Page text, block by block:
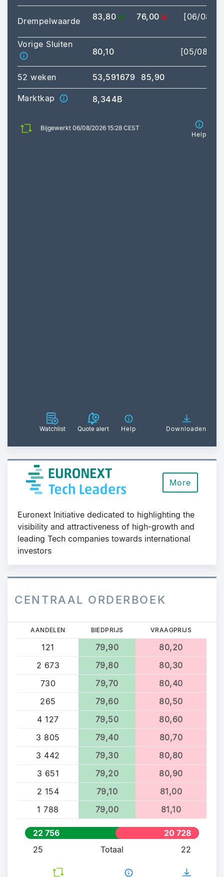
Drempelwaarde 83,80 76,00
[06/08/
Vorige Sluiten
80,10 [05/08/
52 weken 53,591679 85,90
Marktkap 8,344B
Bijgewerkt 06/08/2026 15:28 CEST
Help
Watchlist Quote alert Help Downloaden
More
Euronext Initiative dedicated to highlighting the
visibility and attractiveness of high-growth and
leading Tech companies towards international
investors
CENTRAAL ORDERBOEK
AANDELEN BIEDPRIJS VRAAGPRIJS
121 79,90
80,20
2 673
79,80
80,30
730
79,70
80,40
265
79,60
80,50
4 127
79,50
80,60
3 805
79,40
80,70
3 442
79,30
80,80
3 651
79,20
80,90
2 154
79,10
81,00
1 788
79,00 81,10
22 756
20 728
25
Totaal 22